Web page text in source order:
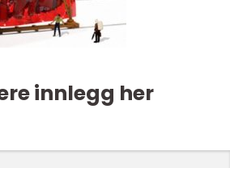
innlegg her